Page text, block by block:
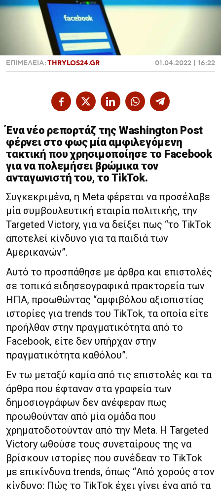
ΕΠΙΜΕΛΕΙΑ:THRYLOS24.GR 01.04.2022 | 16:22
Ένα νέο ρεπορτάζ της Washington Post
φέρνει στο φως μία αμφιλεγόμενη
τακτική που χρησιμοποίησε το Facebook
για να πολεμήσει βρώμικα τον
ανταγωνιστή του, το TikTok.
Συγκεκριμένα, η Meta φέρεται να προσέλαβε
μία συμβουλευτική εταιρία πολιτικής, την
Targeted Victory, για να δείξει πως “το TikTok
αποτελεί κίνδυνο για τα παιδιά των
Αμερικανών”.
Αυτό το προσπάθησε με άρθρα και επιστολές
σε τοπικά ειδησεογραφικά πρακτορεία των
ΗΠΑ, προωθώντας “αμφιβόλου αξιοπιστίας
ιστορίες για trends του TikTok, τα οποία είτε
προήλθαν στην πραγματικότητα από το
Facebook, είτε δεν υπήρχαν στην
πραγματικότητα καθόλου”.
Εν τω μεταξύ καμία από τις επιστολές και τα
άρθρα που έφταναν στα γραφεία των
δημοσιογράφων δεν ανέφεραν πως
προωθούνταν από μία ομάδα που
χρηματοδοτούνταν από την Meta. Η Targeted
Victory ωθούσε τους συνεταίρους της να
βρίσκουν ιστορίες που συνέδεαν το TikTok
με επικίνδυνα trends, όπως “Από χορούς στον
κίνδυνο: Πώς το TikTok έχει γίνει ένα από τα
Χαντμπολ